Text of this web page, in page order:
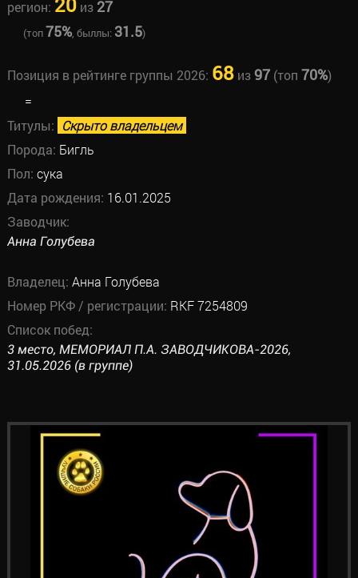
регион:
из 27
(топ75%, быллы: 31.5)
Позиция в рейтинге группы 2026: 68из97(топ 70%)
=
Титулы: Скрыто владельцем
Порода: Бигль
Пол: сука
Дата рождения: 16.01.2025
Заводчик:
Анна Голубева
Владелец: Анна Голубева
Номер РКФ / регистрации: RKF 7254809
Список побед:
3 место, МЕМОРИАЛ П.А. ЗАВОДЧИКОВА-2026,
31.05.2026 (в группе)